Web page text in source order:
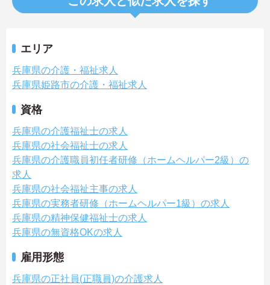
エリア
兵庫県の介護・福祉求人
兵庫県姫路市の介護・福祉求人
資格
兵庫県の介護福祉士の求人
兵庫県の社会福祉士の求人
兵庫県の介護職員初任者研修（ホームヘルパー2級）の
求人
兵庫県の社会福祉主事の求人
兵庫県の実務者研修（ホームヘルパー1級）の求人
兵庫県の精神保健福祉士の求人
兵庫県の無資格OKの求人
雇用形態
兵庫県の正社員(正職員)の介護求人